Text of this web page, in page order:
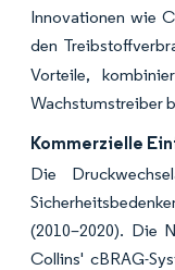
Innovationen wie
den
Vorteile,
Wachstumstreiber
Kommerzielle
Die
(2010–2020). Die
Collins' cBRAG-